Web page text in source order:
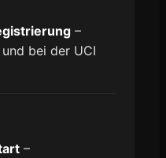
–
bei der UCI
–